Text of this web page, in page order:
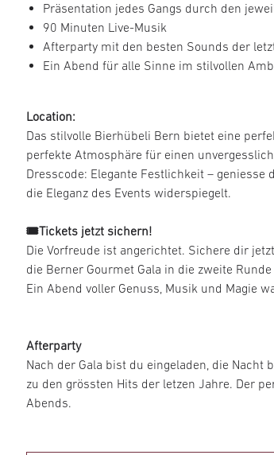
Präsentation jedes Gangs durch den
90 Minuten Live-Musik
Afterparty mit den besten Sounds der
Ein Abend für alle Sinne im stilvollen
Location:
Das stilvolle Bierhübeli Bern bietet eine
perfekte Atmosphäre für einen
Dresscode: Elegante Festlichkeit –
die Eleganz des Events widerspiegelt.
🎟️Tickets jetzt sichern!
Die Vorfreude ist angerichtet. Sichere dir
die Berner Gourmet Gala in die zweite Runde
Ein Abend voller Genuss, Musik und Magie
Afterparty
Nach der Gala bist du eingeladen, die Nacht
zu den grössten Hits der letzen Jahre. Der
Abends.